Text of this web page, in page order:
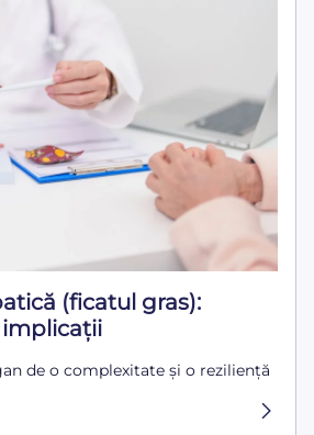
(ficatul gras):
de o complexitate și o reziliență